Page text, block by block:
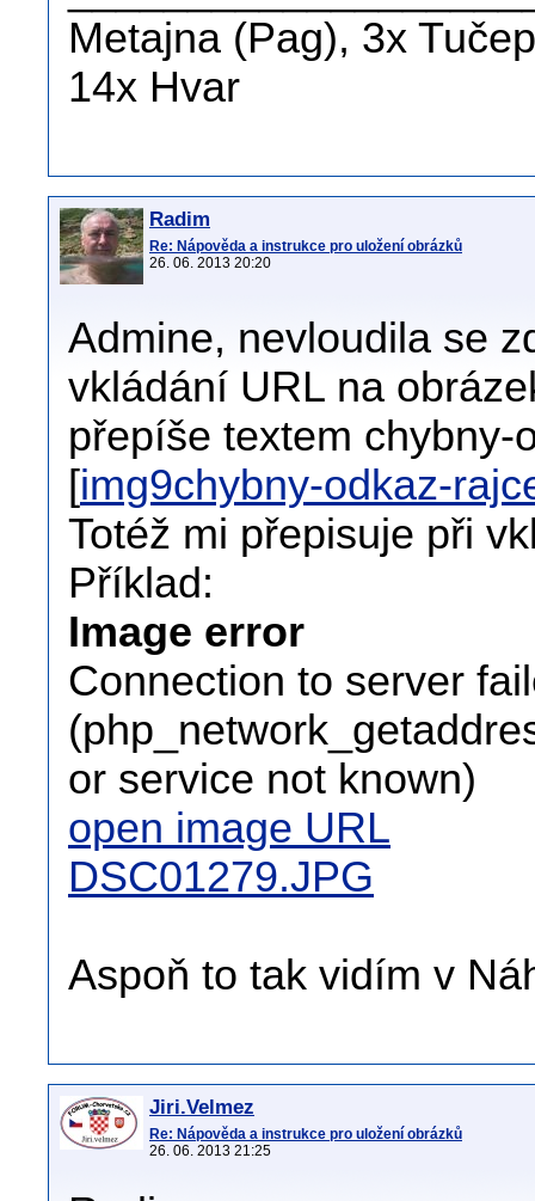
Metajna (Pag), 3x
14x Hvar
Radim
Re: Nápověda a instrukce pro uložení obrázků
26. 06. 2013 20:20
Admine, nevloudila se
vkládání URL na
přepíše textem chybny-
[img9chybny-odkaz-
Totéž mi přepisuje při
Příklad:
Image error
Connection to server
or service not known)
open image URL
DSC01279.JPG
Aspoň to tak vidím v
Jiri.Velmez
Re: Nápověda a instrukce pro uložení obrázků
26. 06. 2013 21:25